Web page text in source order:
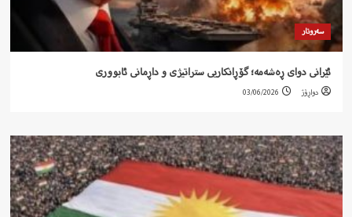
سەروتار
ئێرانی دوای ڕەشەمە؛ گۆڕانکاریی ستراتیژی و داڕمانی ئابووری
دواڕۆژ 03/06/2026